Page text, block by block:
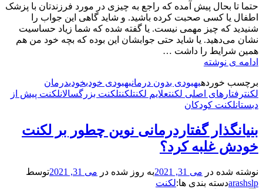
حتما تا بحال پیش آمده که راجع به چیزی در مورد فرزندتان با پزشک
اطفال یا کسی صحبت کرده باشید. و شاید گاهی این جواب را
شنیدید که چیز مهمی نیست. یا گفته شده که شما زیاد حساسیت
نشان می‌دهید. یا شاید حتی جوابشان این بوده که بچه خود من هم
همین شرایط را داشت …
ادامه ی نوشته
آیا
لکنت
خودش
می‌شود؟
برچسب‌ خوردهبهبودی بدون درمانبهبودی خودبخودیدرمان
لکنترفتارهای اصلی لکنتعلایم لکنتلکنتلکنت بزرگسالانلکنت پیش از
دبستانلکنت کودکان
بنیانگذار گفتاردرمانی نوین چطور بر لکنت
خودش غلبه کرد؟
نوشته شده در می 31, 2021 به روز شده در می 31, 2021
توسط
arashslpدسته بندی ها:لکنت